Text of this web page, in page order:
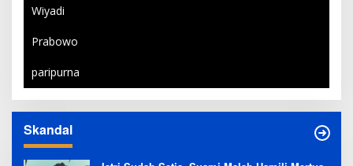
Wiyadi
Prabowo
paripurna
Skandal